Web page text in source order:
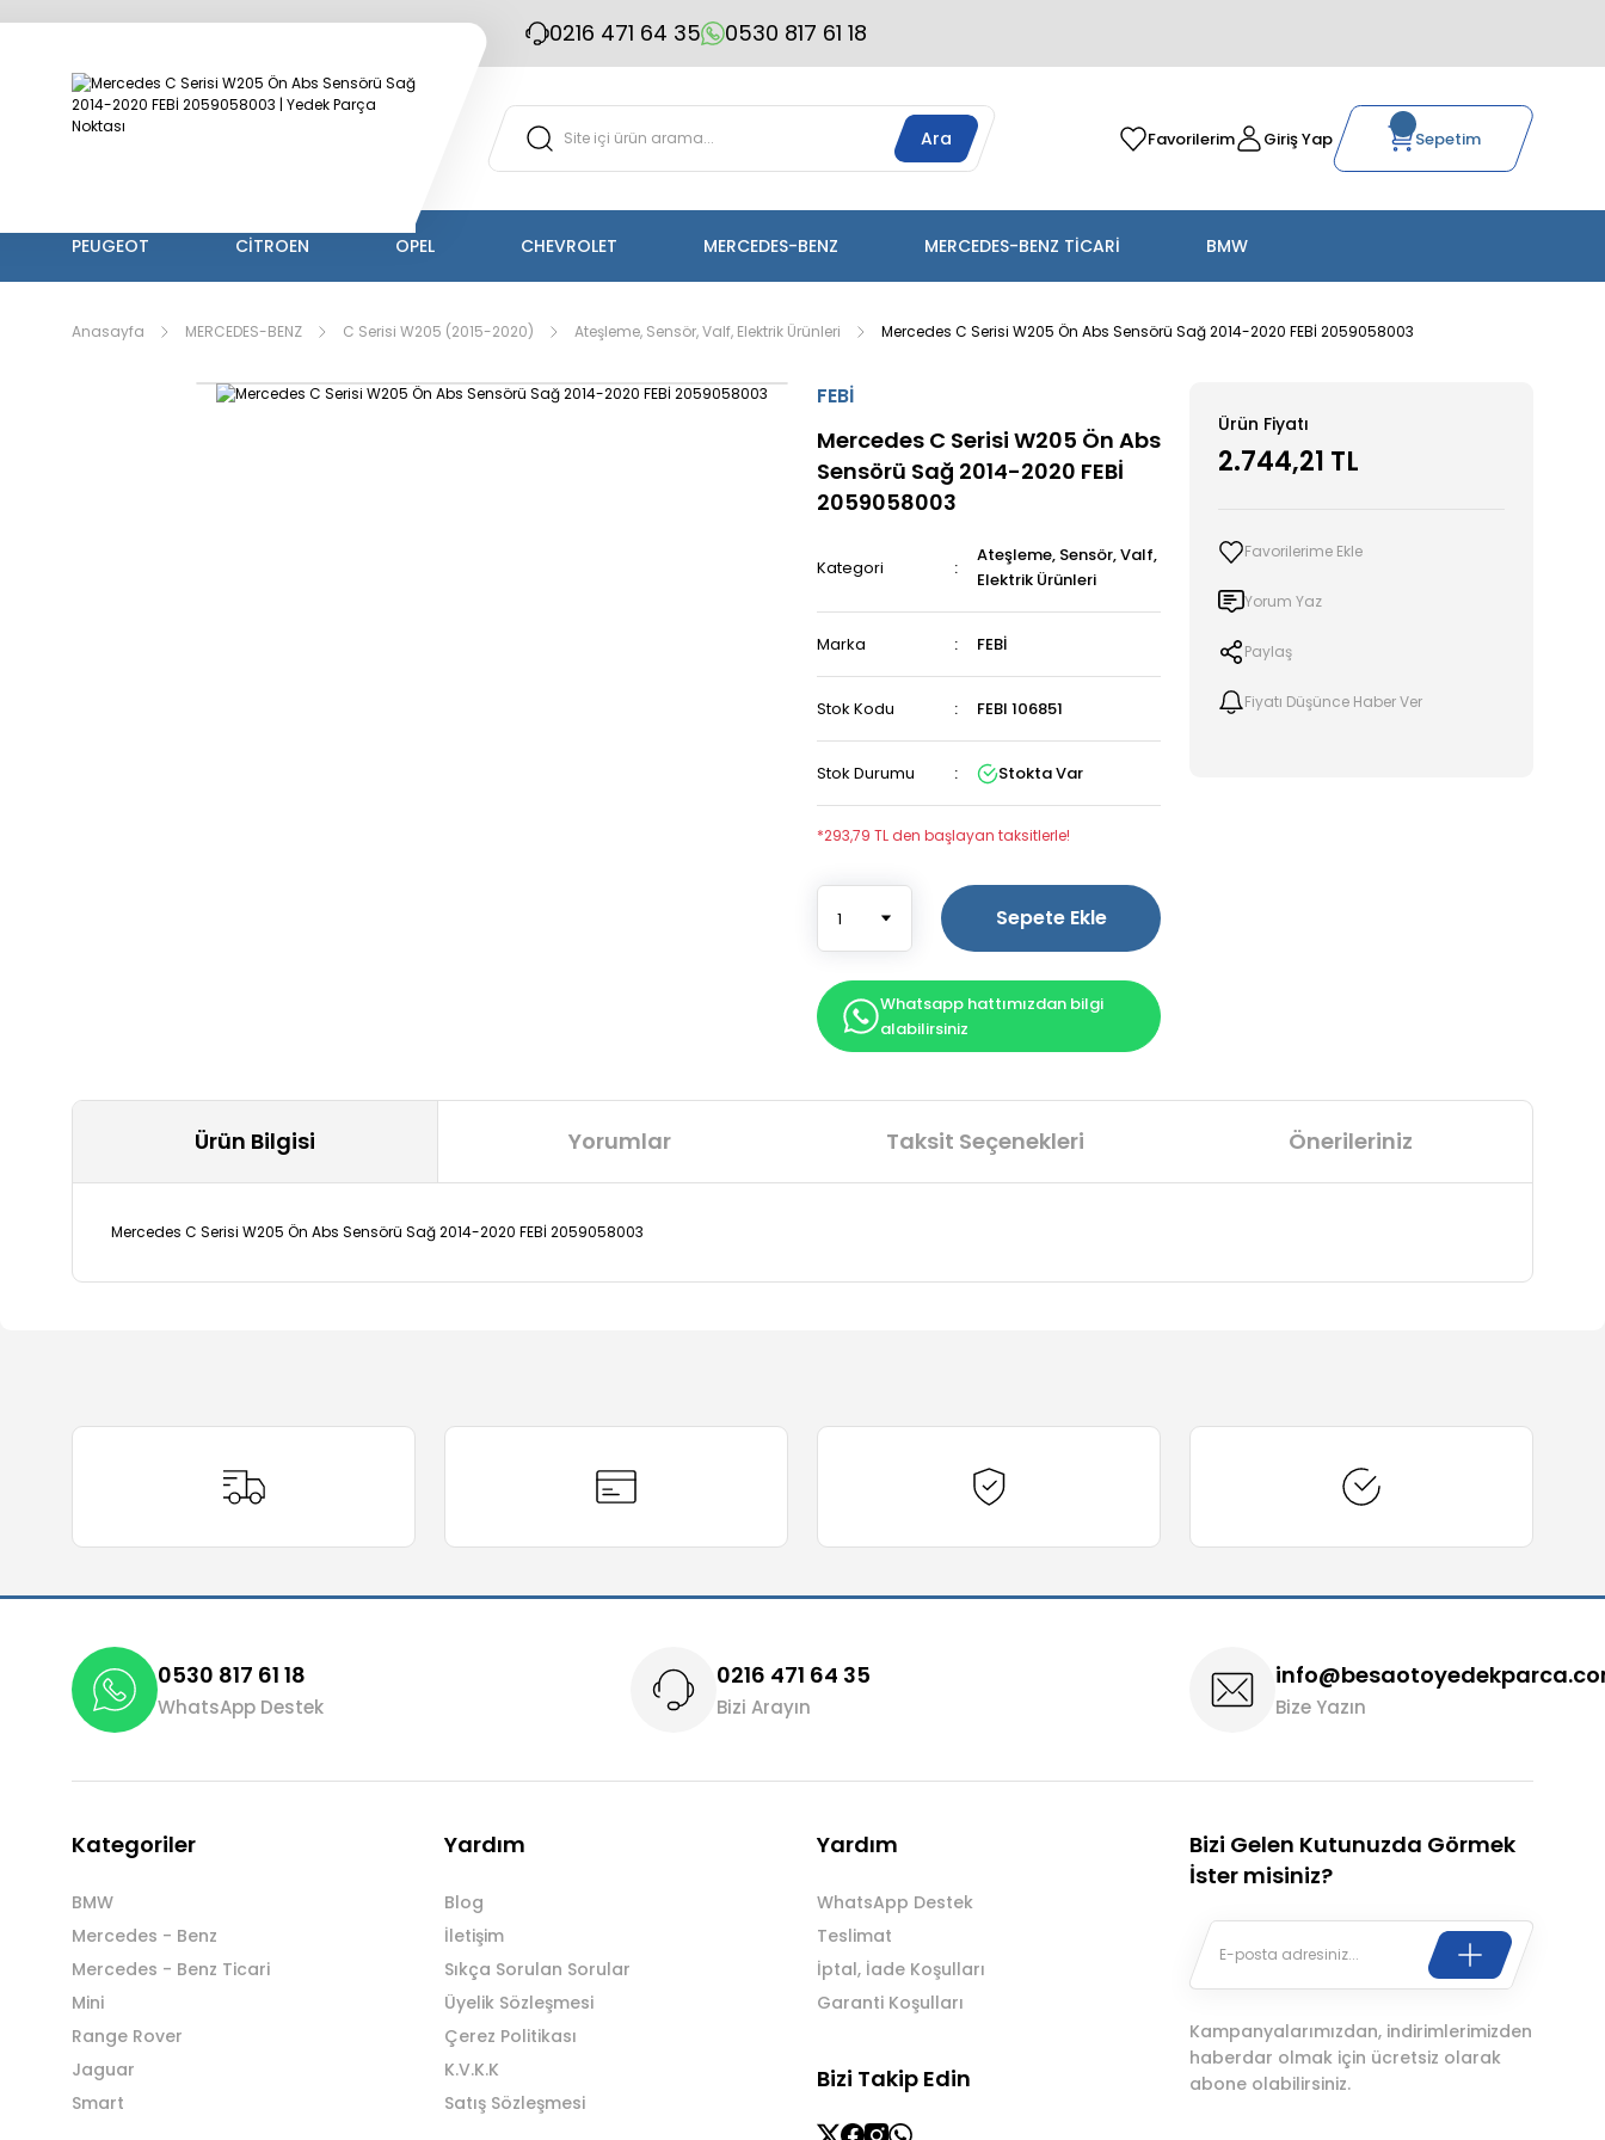
0216 471 64 35 0530 817 61 18
Ara Favorilerim Giriş Yap Sepetim
PEUGEOT CİTROEN OPEL CHEVROLET MERCEDES-BENZ MERCEDES-BENZ TİCARİ BMW
Anasayfa MERCEDES-BENZ C Serisi W205 (2015-2020) Ateşleme, Sensör, Valf, Elektrik Ürünleri Mercedes C Serisi W205 Ön Abs Sensörü Sağ 2014-2020 FEBİ 2059058003
FEBİ
Mercedes C Serisi W205 Ön Abs
Sensörü Sağ 2014-2020 FEBİ
2059058003
Kategori
Ateşleme, Sensör, Valf,
Elektrik Ürünleri
Marka FEBİ
Stok Kodu FEBI 106851
Stok Durumu Stokta Var
*293,79 TL den başlayan taksitlerle!
Sepete Ekle
Whatsapp hattımızdan bilgi
alabilirsiniz
Ürün Fiyatı
2.744,21 TL
Yorum Yaz
Paylaş
Fiyatı Düşünce Haber Ver
Ürün Bilgisi Yorumlar Taksit Seçenekleri Önerileriniz
Mercedes C Serisi W205 Ön Abs Sensörü Sağ 2014-2020 FEBİ 2059058003
Ürün bilgilerinde hatalar bulunuyor.
Bu ürüne benzer farklı alternatifler olmalı.
Gönder
0530 817 61 18
WhatsApp Destek
0216 471 64 35
Bizi Arayın Bize Yazın
Kategoriler
BMW
Mercedes - Benz
Mercedes - Benz Ticari
Mini
Range Rover
Jaguar
Smart
Yardım
Blog
İletişim
Sıkça Sorulan Sorular
Üyelik Sözleşmesi
Çerez Politikası
K.V.K.K
Satış Sözleşmesi
Yardım
WhatsApp Destek
Teslimat
İptal, İade Koşulları
Garanti Koşulları
Bizi Takip Edin
Bizi Gelen Kutunuzda Görmek
İster misiniz?
Kampanyalarımızdan, indirimlerimizden
haberdar olmak için ücretsiz olarak
abone olabilirsiniz.